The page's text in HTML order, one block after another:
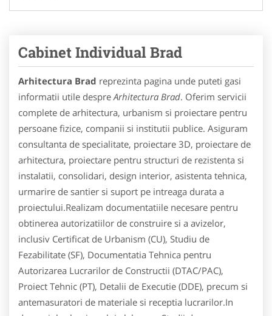
Cabinet Individual Brad
Arhitectura Brad reprezinta pagina unde puteti gasi
informatii utile despre Arhitectura Brad. Oferim servicii
complete de arhitectura, urbanism si proiectare pentru
persoane fizice, companii si institutii publice. Asiguram
consultanta de specialitate, proiectare 3D, proiectare de
arhitectura, proiectare pentru structuri de rezistenta si
instalatii, consolidari, design interior, asistenta tehnica,
urmarire de santier si suport pe intreaga durata a
proiectului.Realizam documentatiile necesare pentru
obtinerea autorizatiilor de construire si a avizelor,
inclusiv Certificat de Urbanism (CU), Studiu de
Fezabilitate (SF), Documentatia Tehnica pentru
Autorizarea Lucrarilor de Constructii (DTAC/PAC),
Proiect Tehnic (PT), Detalii de Executie (DDE), precum si
antemasuratori de materiale si receptia lucrarilor.In